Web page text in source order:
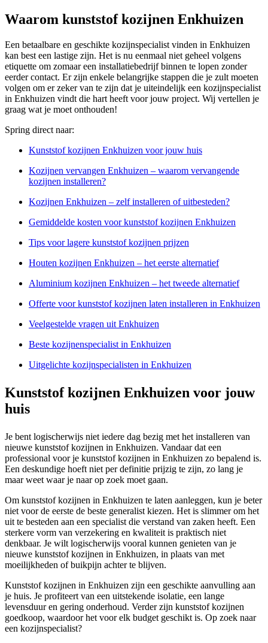
Waarom kunststof kozijnen Enkhuizen
Een betaalbare en geschikte kozijnspecialist vinden in Enkhuizen
kan best een lastige zijn. Het is nu eenmaal niet geheel volgens
etiquette om zomaar een installatiebedrijf binnen te lopen zonder
eerder contact. Er zijn enkele belangrijke stappen die je zult moeten
volgen om er zeker van te zijn dat je uiteindelijk een kozijnspecialist
in Enkhuizen vindt die hart heeft voor jouw project. Wij vertellen je
graag wat je moet onthouden!
Spring direct naar:
Kunststof kozijnen Enkhuizen voor jouw huis
Kozijnen vervangen Enkhuizen – waarom vervangende
kozijnen installeren?
Kozijnen Enkhuizen – zelf installeren of uitbesteden?
Gemiddelde kosten voor kunststof kozijnen Enkhuizen
Tips voor lagere kunststof kozijnen prijzen
Houten kozijnen Enkhuizen – het eerste alternatief
Aluminium kozijnen Enkhuizen – het tweede alternatief
Offerte voor kunststof kozijnen laten installeren in Enkhuizen
Veelgestelde vragen uit Enkhuizen
Beste kozijnenspecialist in Enkhuizen
Uitgelichte kozijnspecialisten in Enkhuizen
Kunststof kozijnen Enkhuizen voor jouw
huis
Je bent logischerwijs niet iedere dag bezig met het installeren van
nieuwe kunststof kozijnen in Enkhuizen. Vandaar dat een
professional voor je kunststof kozijnen in Enkhuizen zo bepalend is.
Een deskundige hoeft niet per definitie prijzig te zijn, zo lang je
maar weet waar je naar op zoek moet gaan.
Om kunststof kozijnen in Enkhuizen te laten aanleggen, kun je beter
niet voor de eerste de beste generalist kiezen. Het is slimmer om het
uit te besteden aan een specialist die verstand van zaken heeft. Een
sterkere vorm van verzekering en kwaliteit is praktisch niet
denkbaar. Je wilt logischerwijs vooral kunnen genieten van je
nieuwe kunststof kozijnen in Enkhuizen, in plaats van met
moeilijkheden of buikpijn achter te blijven.
Kunststof kozijnen in Enkhuizen zijn een geschikte aanvulling aan
je huis. Je profiteert van een uitstekende isolatie, een lange
levensduur en gering onderhoud. Verder zijn kunststof kozijnen
goedkoop, waardoor het voor elk budget geschikt is. Op zoek naar
een kozijnspecialist?